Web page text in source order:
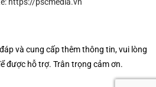
và cung cấp thêm thông tin, vui lòng
được hỗ trợ. Trân trọng cảm ơn.